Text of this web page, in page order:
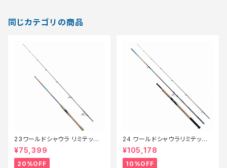
同じカテゴリの商品
23ワールドシャウラ リミテッド
2703R‐2【特価竿】【20】
¥75,399
20%OFF
24 ワールドシャウラリミテッド
21053R-3【継続セール_ロッ
ド】【10】
¥105,178
10%OFF